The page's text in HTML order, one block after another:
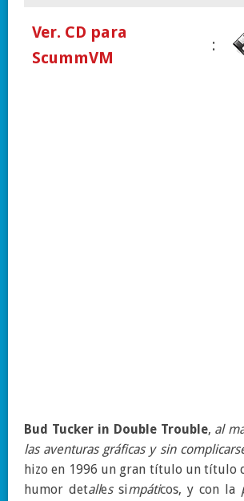
Ver. CD para
ScummVM
:
Bud Tucker in Double Trouble, al
las aventuras gráficas y sin
hizo en 1996 un gran título un título
humor detalles simpáticos, y con la